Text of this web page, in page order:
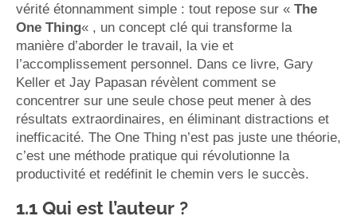
vérité étonnamment simple : tout repose sur « The
One Thing« , un concept clé qui transforme la
manière d’aborder le travail, la vie et
l’accomplissement personnel. Dans ce livre, Gary
Keller et Jay Papasan révèlent comment se
concentrer sur une seule chose peut mener à des
résultats extraordinaires, en éliminant distractions et
inefficacité. The One Thing n’est pas juste une théorie,
c’est une méthode pratique qui révolutionne la
productivité et redéfinit le chemin vers le succès.
1.1 Qui est l’auteur ?